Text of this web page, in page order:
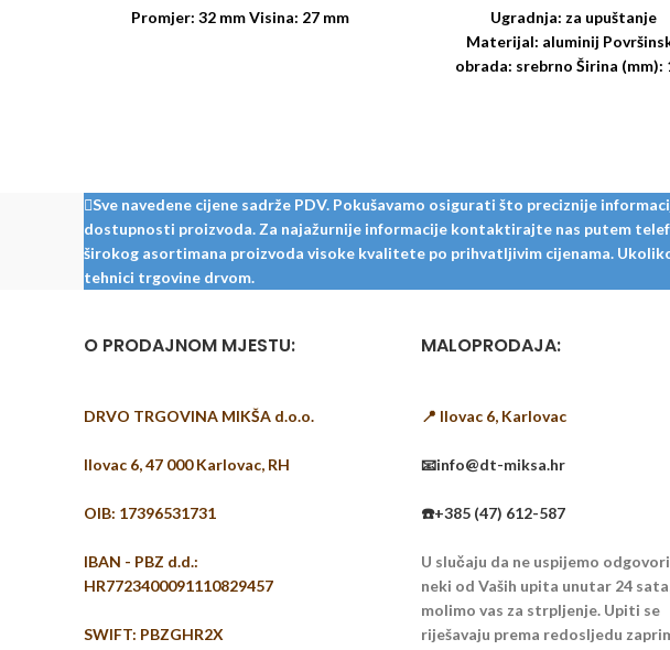
Promjer: 32 mm Visina: 27 mm
Ugradnja: za upuštanje
Materijal: aluminij
obrada: srebrno Širina (mm):
Sve navedene cijene sadrže PDV. Pokušavamo osigurati što preciznije
dostupnosti proizvoda. Za najažurnije informacije kontaktirajte nas putem
širokog asortimana proizvoda visoke kvalitete po prihvatljivim cijenama.
tehnici trgovine drvom.
O PRODAJNOM MJESTU:
DRVO TRGOVINA MIKŠA d.o.o.
Ilovac 6, 47 000 Karlovac, RH
OIB: 17396531731
IBAN - PBZ d.d.:
HR7723400091110829457
SWIFT: PBZGHR2X
MALOPRODAJA:
📍 Ilovac 6, Karlovac
📧info@dt-miksa.hr
☎️+385 (47) 612-587
U slučaju da ne uspijemo
neki od Vaših upita unutar 24
molimo vas za strpljenje. Upiti se
riješavaju prema redosljedu